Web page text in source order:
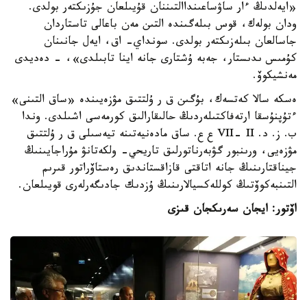
«ايەلدىڭ ءار ساۋساعىنداالتىننان قۇيىلعان جۇزىكتەر بولدى.
ودان بولەك، قوس بىلەگىندە التىن مەن باعالى تاستاردان
جاسالعان بىلەزىكتەر بولدى. سونداي- اق، ايەل جانىنان
كۇمىس ىدىستار، جەبە ۇشتارى جانە اينا تابىلدى»، - دەديدى
مەنشيكوۆ.
ەسكە سالا كەتسەك، بۇگىن ق ر ۇلتتىق مۋزەيىندە «ساق التىنى»
ءتۇپنۇسقا ارتەفاكتىلەردىڭ حالىقارالىق كورمەسى اشىلدى. وندا
ب. ز. د. VII- II ع ع. ساق مادەنيەتىنە تيەسىلى ق ر ۇلتتىق
مۋزەيى، ورىنبور گۋبەرناتورلىق تاريحي- ولكەتانۋ مۇراجايىنىڭ
جيناقتارىنىڭ جانە اتاقتى قازاقستاندىق رەستاۆراتور قىرىم
التىنبەكوۆتىڭ كوللەكسيالارىنىڭ ۇزدىك جادىگەرلەرى قويىلعان.
اۆتور: ايجان سەرىكجان قىزى